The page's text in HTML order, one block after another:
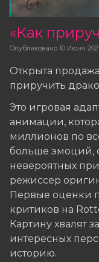
Опубликовано 10 Июня
Открыта
приручить
Это игровая
анимации,
миллионов по
больше эмоций,
невероятных
режиссер
Первые оценки
критиков на
Картину хвалят
интересных
историю.